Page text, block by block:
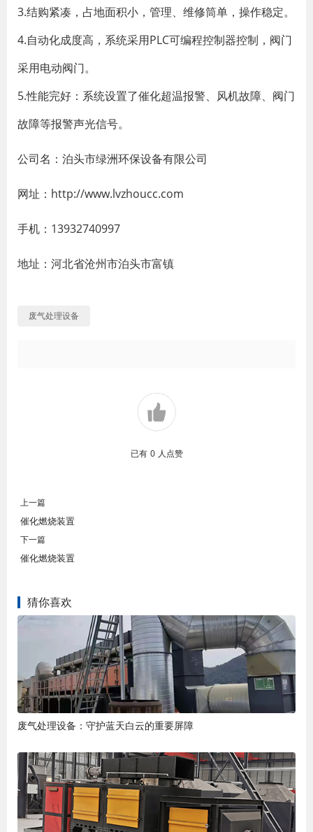
3.结购紧凑，占地面积小，管理、维修筒单，操作稳定。
4.自动化成度高，系统采用PLC可编程控制器控制，阀门
采用电动阀门。
5.性能完好：系统设置了催化超温报警、风机故障、阀门
故障等报警声光信号。
公司名：泊头市绿洲环保设备有限公司
网址：http://www.lvzhoucc.com
手机：13932740997
地址：河北省沧州市泊头市富镇
废气处理设备
已有 0 人点赞
上一篇
催化燃烧装置
下一篇
催化燃烧装置
猜你喜欢
废气处理设备：守护蓝天白云的重要屏障